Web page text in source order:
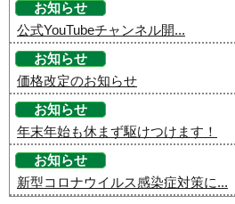
お知らせ
公式YouTubeチャンネル開...
お知らせ
価格改定のお知らせ
お知らせ
年末年始も休まず駆けつけます！
お知らせ
新型コロナウイルス感染症対策に...